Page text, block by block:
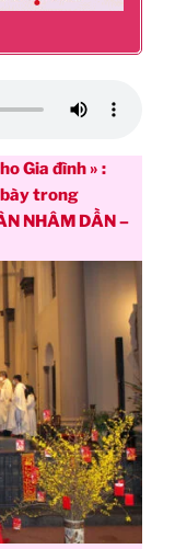
Gia đình » :
trong
NHÂM DẦN –